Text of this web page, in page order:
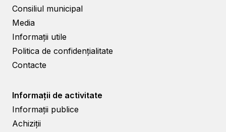
Consiliul municipal
Media
Informații utile
Politica de confidențialitate
Contacte
Informații de activitate
Informații publice
Achiziții